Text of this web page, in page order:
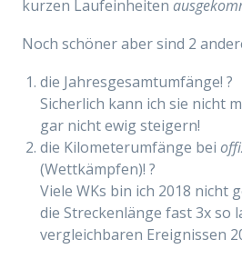
kurzen Laufeinheiten
Noch schöner aber sind 2
die Jahresgesamtumfänge! ?
Sicherlich kann ich sie nicht
gar nicht ewig steigern!
die Kilometerumfänge bei
(Wettkämpfen)! ?
Viele WKs bin ich 2018 nicht
die Streckenlänge fast 3x so
vergleichbaren Ereignissen